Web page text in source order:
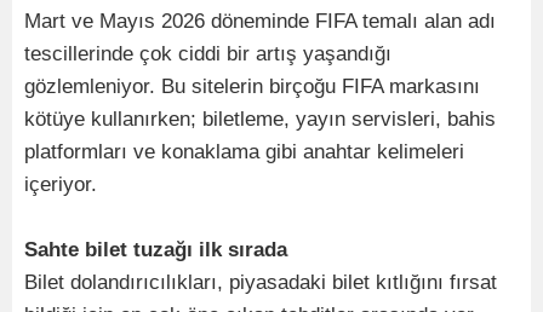
Mart ve Mayıs 2026 döneminde FIFA temalı alan adı
tescillerinde çok ciddi bir artış yaşandığı
gözlemleniyor. Bu sitelerin birçoğu FIFA markasını
kötüye kullanırken; biletleme, yayın servisleri, bahis
platformları ve konaklama gibi anahtar kelimeleri
içeriyor.
Sahte bilet tuzağı ilk sırada
Bilet dolandırıcılıkları, piyasadaki bilet kıtlığını fırsat